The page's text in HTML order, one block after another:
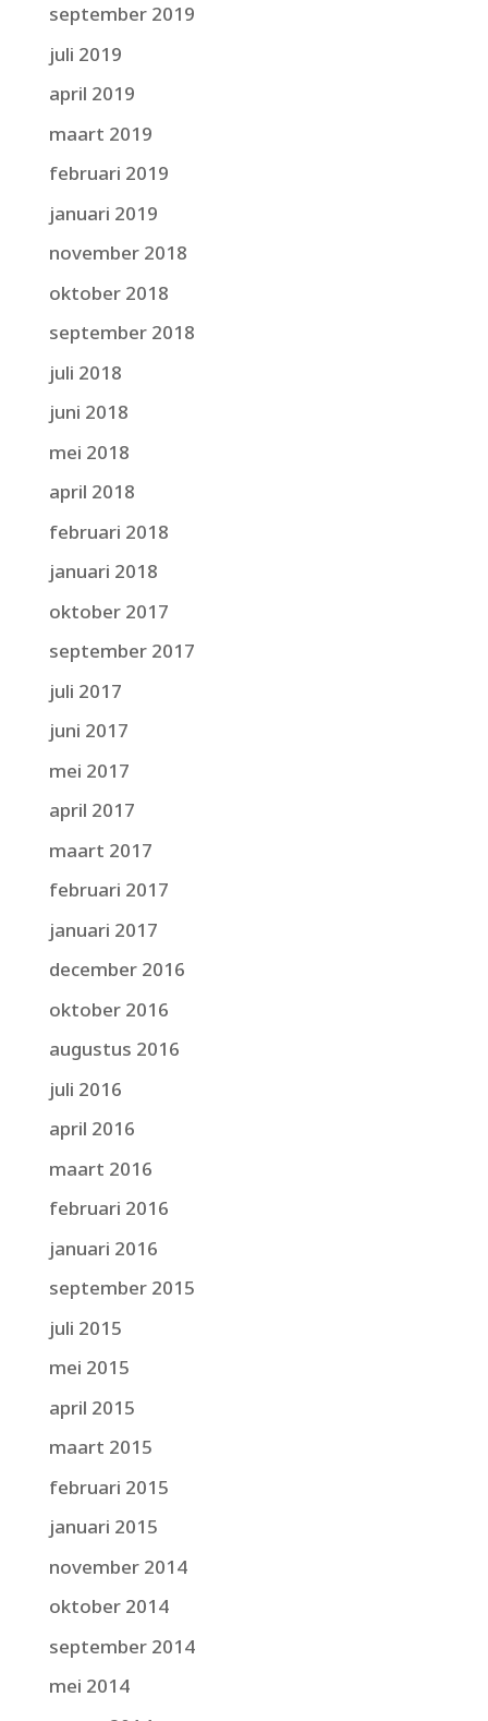
september 2019
juli 2019
april 2019
maart 2019
februari 2019
januari 2019
november 2018
oktober 2018
september 2018
juli 2018
juni 2018
mei 2018
april 2018
februari 2018
januari 2018
oktober 2017
september 2017
juli 2017
juni 2017
mei 2017
april 2017
maart 2017
februari 2017
januari 2017
december 2016
oktober 2016
augustus 2016
juli 2016
april 2016
maart 2016
februari 2016
januari 2016
september 2015
juli 2015
mei 2015
april 2015
maart 2015
februari 2015
januari 2015
november 2014
oktober 2014
september 2014
mei 2014